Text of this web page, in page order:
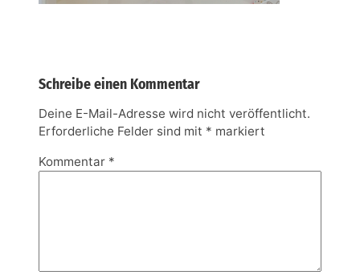
Schreibe einen Kommentar
Deine E-Mail-Adresse wird nicht veröffentlicht.
Erforderliche Felder sind mit * markiert
Kommentar *